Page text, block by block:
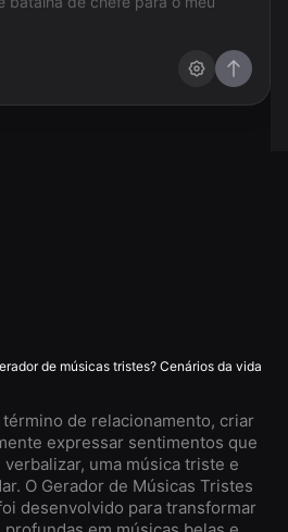
de músicas tristes? Cenários da vida
de relacionamento, criar
expressar sentimentos que
uma música triste e
O Gerador de Músicas Tristes
desenvolvido para transformar